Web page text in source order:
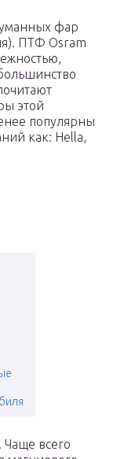
фар
ПТФ Osram
этой
популярны
как: Hella,
всего